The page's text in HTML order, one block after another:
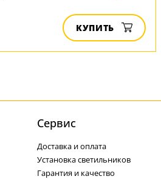
КУПИТЬ
Cервис
Доставка и оплата
Установка светильников
Гарантия и качество